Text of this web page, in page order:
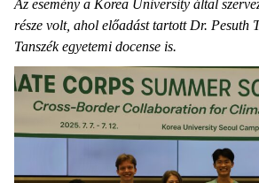
Az esemény a Korea University által
része volt, ahol előadást tartott Dr. Pesuth
Tanszék egyetemi docense is.